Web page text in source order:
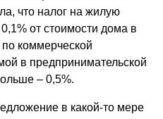
что налог на жилую
от стоимости дома в
коммерческой
в предпринимательской
– 0,5%.
в какой-то мере